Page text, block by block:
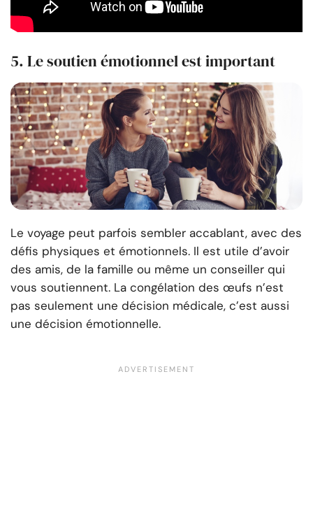
5. Le soutien émotionnel est important
Le voyage peut parfois sembler accablant, avec des
défis physiques et émotionnels. Il est utile d’avoir
des amis, de la famille ou même un conseiller qui
vous soutiennent. La congélation des œufs n’est
pas seulement une décision médicale, c’est aussi
une décision émotionnelle.